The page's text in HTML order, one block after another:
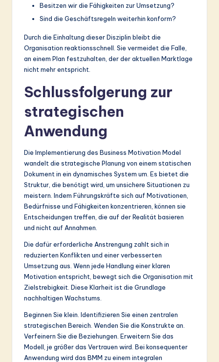
Besitzen wir die Fähigkeiten zur Umsetzung?
Sind die Geschäftsregeln weiterhin konform?
Durch die Einhaltung dieser Disziplin bleibt die
Organisation reaktionsschnell. Sie vermeidet die Falle,
an einem Plan festzuhalten, der der aktuellen Marktlage
nicht mehr entspricht.
Schlussfolgerung zur
strategischen
Anwendung
Die Implementierung des Business Motivation Model
wandelt die strategische Planung von einem statischen
Dokument in ein dynamisches System um. Es bietet die
Struktur, die benötigt wird, um unsichere Situationen zu
meistern. Indem Führungskräfte sich auf Motivationen,
Bedürfnisse und Fähigkeiten konzentrieren, können sie
Entscheidungen treffen, die auf der Realität basieren
und nicht auf Annahmen.
Die dafür erforderliche Anstrengung zahlt sich in
reduzierten Konflikten und einer verbesserten
Umsetzung aus. Wenn jede Handlung einer klaren
Motivation entspricht, bewegt sich die Organisation mit
Zielstrebigkeit. Diese Klarheit ist die Grundlage
nachhaltigen Wachstums.
Beginnen Sie klein. Identifizieren Sie einen zentralen
strategischen Bereich. Wenden Sie die Konstrukte an.
Verfeinern Sie die Beziehungen. Erweitern Sie das
Modell, je größer das Vertrauen wird. Bei konsequenter
Anwendung wird das BMM zu einem integralen